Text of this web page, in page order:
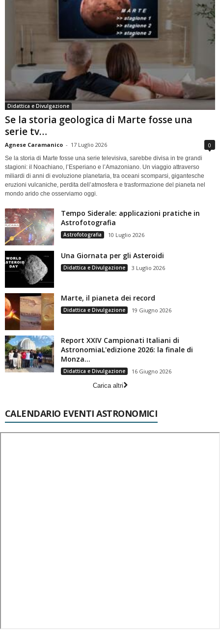
Didattica e Divulgazione
Se la storia geologica di Marte fosse una
serie tv…
Agnese Caramanico - 17 Luglio 2026 0
Se la storia di Marte fosse una serie televisiva, sarebbe divisa in tre grandi
stagioni: il Noachiano, l’Esperiano e l’Amazoniano. Un viaggio attraverso
miliardi di anni di evoluzione planetaria, tra oceani scomparsi, gigantesche
eruzioni vulcaniche, perdita dell’atmosfera e trasformazione del pianeta nel
mondo arido che osserviamo oggi.
Tempo Siderale: applicazioni pratiche in
Astrofotografia
Astrofotografia 10 Luglio 2026
Una Giornata per gli Asteroidi
Didattica e Divulgazione 3 Luglio 2026
Marte, il pianeta dei record
Didattica e Divulgazione 19 Giugno 2026
Report XXIV Campionati Italiani di
AstronomiaL'edizione 2026: la finale di
Monza...
Didattica e Divulgazione
16 Giugno 2026
Carica altri
CALENDARIO EVENTI ASTRONOMICI